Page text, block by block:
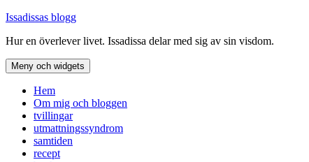
Hoppa
innehåll
Issadissas blogg
Hur en överlever livet. Issadissa delar med sig av sin visdom.
Meny och widgets
Hem
Om mig och bloggen
tvillingar
utmattningssyndrom
samtiden
recept